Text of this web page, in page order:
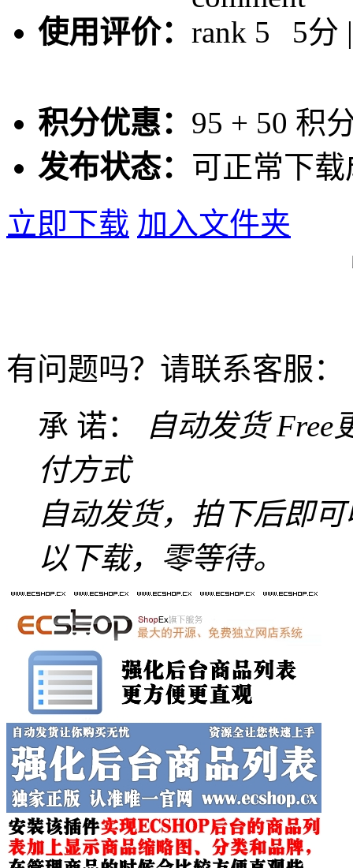
使用评价： 5分
积分优惠： 95 + 50 积
发布状态： 可正常下
立即下载 加入文件夹
有问题吗？请联系客服：
承 诺：
自动发货 Free
付方式
自动发货，拍下后即
以下载，零等待。